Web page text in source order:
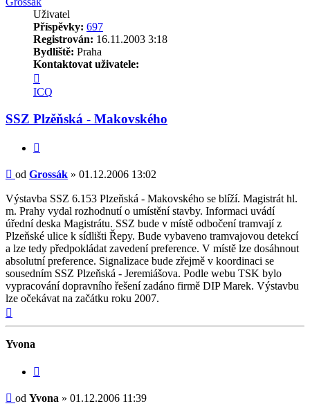
Uživatel
Příspěvky: 697
Registrován: 16.11.2003 3:18
Bydliště: Praha
Kontaktovat uživatele:
uživatele
ICQ
SSZ Plzěňská - Makovského
Příspěvek
od Grossák » 01.12.2006 13:02
Výstavba SSZ 6.153 Plzeňská - Makovského se blíží. Magistrát hl.
m. Prahy vydal rozhodnutí o umístění stavby. Informaci uvádí
úřední deska Magistrátu. SSZ bude v místě odbočení tramvají z
Plzeňské ulice k sídlišti Řepy. Bude vybaveno tramvajovou detekcí
a lze tedy předpokládat zavedení preference. V místě lze dosáhnout
absolutní preference. Signalizace bude zřejmě v koordinaci se
sousedním SSZ Plzeňská - Jeremiášova. Podle webu TSK bylo
vypracování dopravního řešení zadáno firmě DIP Marek. Výstavbu
lze očekávat na začátku roku 2007.
Yvona
Příspěvek
od Yvona » 01.12.2006 11:39